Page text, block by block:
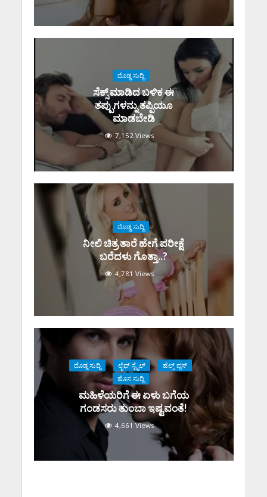
ದೊಡ್ಡ ಸುದ್ದಿ
ಸೆಕ್ಸ್‌ ಮಾಡಿದ ಬಳಿಕ ಈ
ತಪ್ಪುಗಳನ್ನು ತಪ್ಪಿಯೂ
ಮಾಡಬೇಡಿ
7,152 Views
ದೊಡ್ಡ ಸುದ್ದಿ
ನೀಲಿ ಚಿತ್ರ ತಾರೆ ಹೇಗೆ ಪರೀಕ್ಷೆ
ಬರೆದಳು ಗೊತ್ತಾ..?
4,781 Views
ದೊಡ್ಡ ಸುದ್ದಿ ಲೈಫ್ ಸ್ಟೈಲ್
ಹೆಲ್ತ್ ಪ್ಲಸ್
ಹೊಸ ಸುದ್ದಿ
ಮಹಿಳೆಯರಿಗೆ ಈ ಏಳು ಬಗೆಯ
ಗಂಡಸರು ತುಂಬಾ ಇಷ್ಟವಂತೆ!
4,661 Views